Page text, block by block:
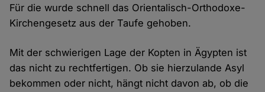
Für die wurde schnell das Orientalisch-Orthodoxe-
Kirchengesetz aus der Taufe gehoben.
Mit der schwierigen Lage der Kopten in Ägypten ist
das nicht zu rechtfertigen. Ob sie hierzulande Asyl
bekommen oder nicht, hängt nicht davon ab, ob die